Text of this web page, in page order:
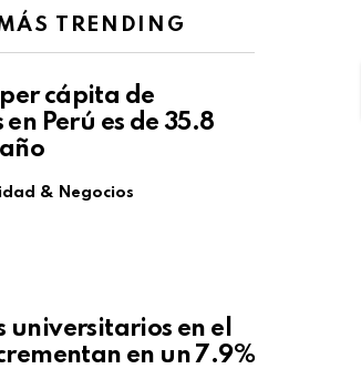
TRENDING
cápita de
Perú es de 35.8
& Negocios
universitarios en el
en un 7.9%